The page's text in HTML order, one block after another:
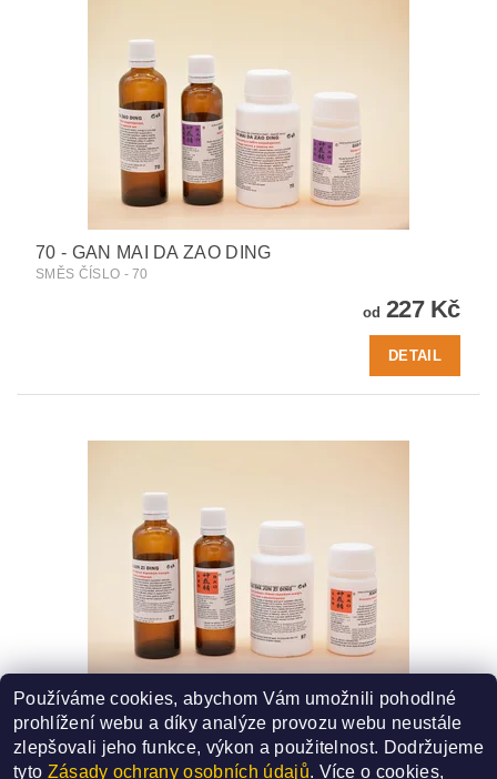
70 - GAN MAI DA ZAO DING
SMĚS ČÍSLO - 70
od 227 Kč
DETAIL
87 - XIANG SHA JUN ZI DING
SMĚS ČÍSLO - 87
od227 Kč
Používáme cookies, abychom Vám umožnili pohodlné
prohlížení webu a díky analýze provozu webu neustále
zlepšovali jeho funkce, výkon a použitelnost. Dodržujeme
tyto Zásady ochrany osobních údajů. Více o cookies,